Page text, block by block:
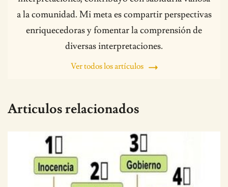
a la comunidad. Mi meta es compartir perspectivas
enriquecedoras y fomentar la comprensión de
diversas interpretaciones.
Ver todos los artículos
Articulos relacionados